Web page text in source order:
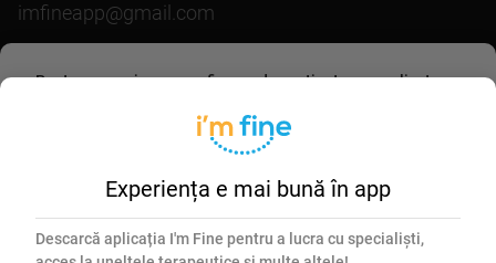
Pentru scopuri precum afișarea de conținut personalizat,
navigării pe acest site înseamnă că ești de acord să
permiți colectarea de informații prin cookie-uri.
Esențiale Marketing
Experiența e mai bună în app
Descarcă aplicația I'm Fine pentru a lucra cu specialiști,
imfineapp@gmail.com